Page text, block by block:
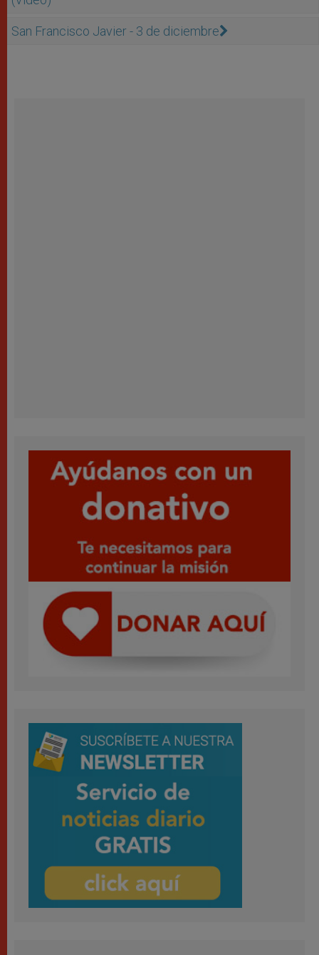
San Francisco Javier - 3 de diciembre